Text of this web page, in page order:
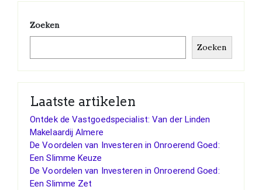
Zoeken
Zoeken
Laatste artikelen
Ontdek de Vastgoedspecialist: Van der Linden
Makelaardij Almere
De Voordelen van Investeren in Onroerend Goed:
Een Slimme Keuze
De Voordelen van Investeren in Onroerend Goed:
Een Slimme Zet